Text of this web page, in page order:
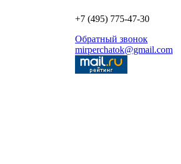
+7 (495) 775-47-30
Обратный звонок
mirperchatok@gmail.com